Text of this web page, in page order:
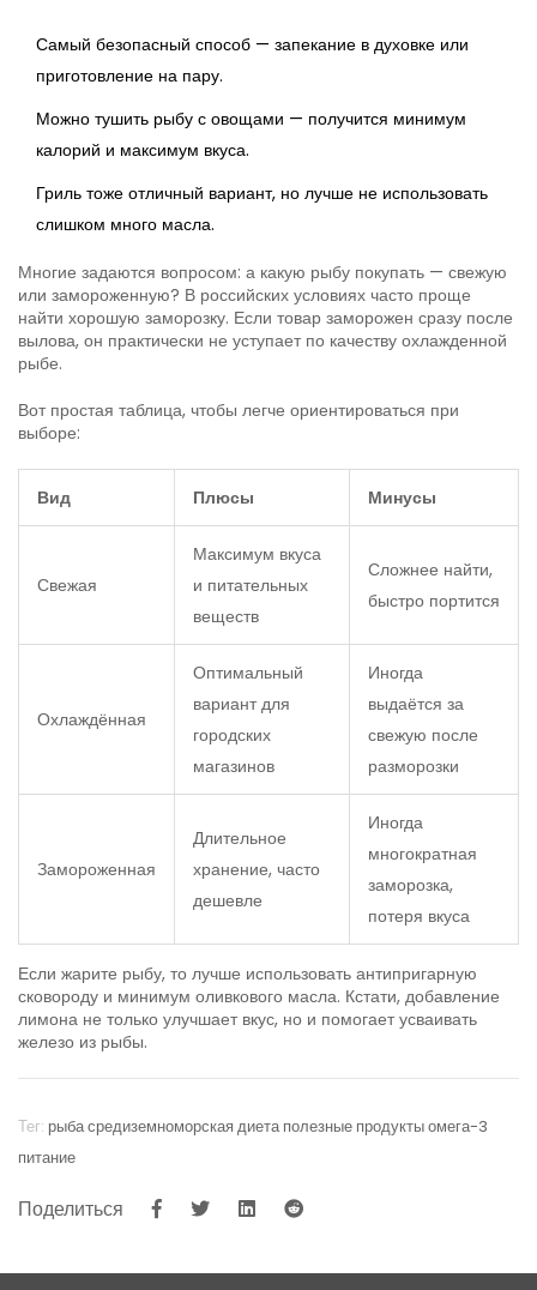
Самый безопасный способ — запекание в духовке или
приготовление на пару.
Можно тушить рыбу с овощами — получится минимум
калорий и максимум вкуса.
Гриль тоже отличный вариант, но лучше не использовать
слишком много масла.
Многие задаются вопросом: а какую рыбу покупать — свежую
или замороженную? В российских условиях часто проще
найти хорошую заморозку. Если товар заморожен сразу после
вылова, он практически не уступает по качеству охлажденной
рыбе.
Вот простая таблица, чтобы легче ориентироваться при
выборе:
Вид Плюсы Минусы
Свежая
Максимум вкуса
и питательных
веществ
Сложнее найти,
быстро портится
Охлаждённая
Оптимальный
вариант для
городских
магазинов
Иногда
выдаётся за
свежую после
разморозки
Замороженная
Длительное
хранение, часто
дешевле
Иногда
многократная
заморозка,
потеря вкуса
Если жарите рыбу, то лучше использовать антипригарную
сковороду и минимум оливкового масла. Кстати, добавление
лимона не только улучшает вкус, но и помогает усваивать
железо из рыбы.
Тег: рыбасредиземноморская диета полезные продуктыомега-3
питание
Поделиться